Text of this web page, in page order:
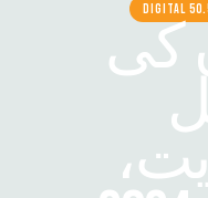
DIGITAL
کی